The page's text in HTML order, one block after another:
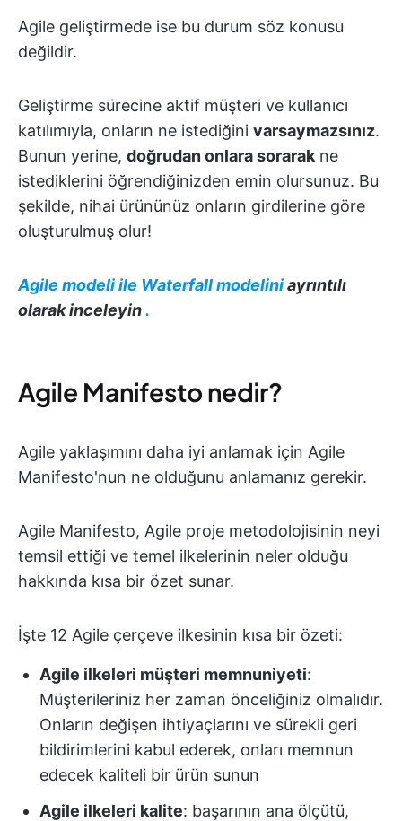
Agile geliştirmede ise bu durum söz konusu
değildir.
Geliştirme sürecine aktif müşteri ve kullanıcı
katılımıyla, onların ne istediğini varsaymazsınız.
Bunun yerine, doğrudan onlara sorarak ne
istediklerini öğrendiğinizden emin olursunuz. Bu
şekilde, nihai ürününüz onların girdilerine göre
oluşturulmuş olur!
Agile modeli ile Waterfall modeliniayrıntılı
olarak inceleyin.
Agile Manifesto nedir?
Agile yaklaşımını daha iyi anlamak için Agile
Manifesto'nun ne olduğunu anlamanız gerekir.
Agile Manifesto, Agile proje metodolojisinin neyi
temsil ettiği ve temel ilkelerinin neler olduğu
hakkında kısa bir özet sunar.
İşte 12 Agile çerçeve ilkesinin kısa bir özeti:
Agile ilkeleri müşteri memnuniyeti:
Müşterileriniz her zaman önceliğiniz olmalıdır.
Onların değişen ihtiyaçlarını ve sürekli geri
bildirimlerini kabul ederek, onları memnun
edecek kaliteli bir ürün sunun
Agile ilkeleri kalite: başarının ana ölçütü,